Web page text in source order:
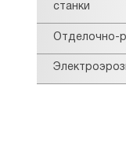
станки
Отделочно-